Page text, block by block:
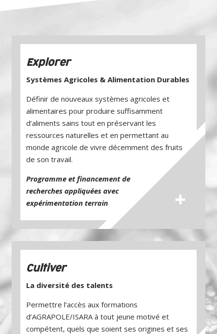
Explorer
Systèmes Agricoles & Alimentation Durables
Définir de nouveaux systèmes agricoles et
alimentaires pour produire suffisamment
d’aliments sains tout en préservant les
ressources naturelles et en permettant au
monde agricole de vivre décemment des fruits
de son travail.
Programme et financement de
recherches appliquées avec
expérimentation terrain
+
Cultiver
La diversité des talents
Permettre l’accès aux formations
d’AGRAPOLE/ISARA à tout jeu­ne motivé et
compétent, quels que soient ses ori­gines et ses